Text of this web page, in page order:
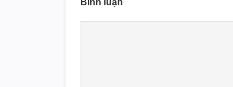
Bình luận